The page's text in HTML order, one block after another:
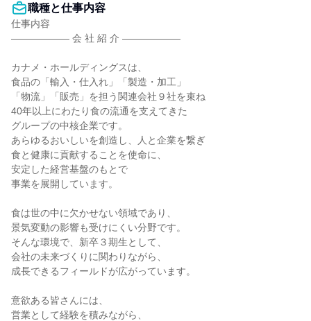
職種と仕事内容
仕事内容
―――――― 会 社 紹 介 ――――――
カナメ・ホールディングスは、
食品の「輸入・仕入れ」「製造・加工」
「物流」「販売」を担う関連会社９社を束ね
40年以上にわたり食の流通を支えてきた
グループの中核企業です。
あらゆるおいしいを創造し、人と企業を繋ぎ
食と健康に貢献することを使命に、
安定した経営基盤のもとで
事業を展開しています。
食は世の中に欠かせない領域であり、
景気変動の影響も受けにくい分野です。
そんな環境で、新卒３期生として、
会社の未来づくりに関わりながら、
成長できるフィールドが広がっています。
意欲ある皆さんには、
営業として経験を積みながら、